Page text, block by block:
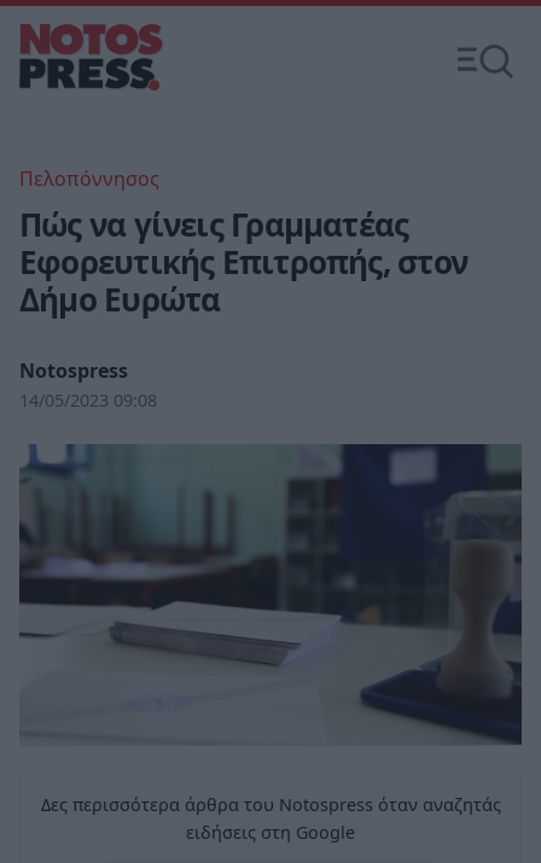
Πελοπόννησος
Πώς να γίνεις Γραμματέας
Εφορευτικής Επιτροπής, στον
Δήμο Ευρώτα
Notospress
14/05/2023 09:08
Δες περισσότερα άρθρα του Notospress όταν αναζητάς
ειδήσεις στη Google